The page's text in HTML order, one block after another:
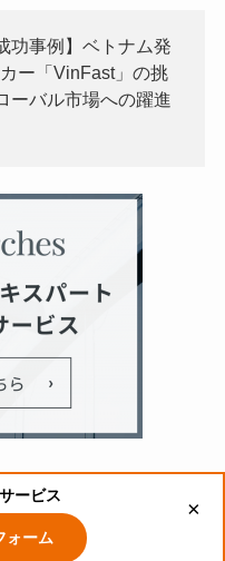
功事例】ベトナム発
ー「VinFast」の挑
ーバル市場への躍進
ービス
ォーム
×
~アーチーズ~